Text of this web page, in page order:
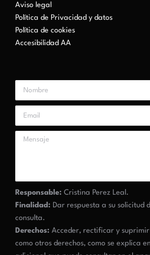
Aviso legal
Política de Privacidad y datos
Política de cookies
Accesibilidad AA
Responsable: Cristina Perez Leal.
Finalidad: Dar respuesta a su solicitud
consulta.
Derechos: Acceder, rectificar y suprimir
como otros derechos, como se explica